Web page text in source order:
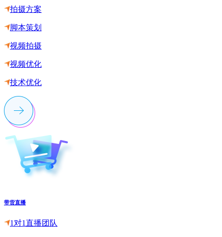
拍摄方案
脚本策划
视频拍摄
视频优化
技术优化
带货直播
1对1直播团队